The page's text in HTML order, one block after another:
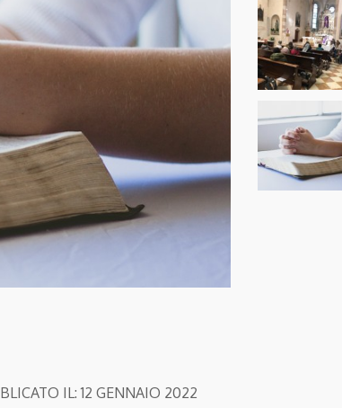
IL:12 GENNAIO 2022